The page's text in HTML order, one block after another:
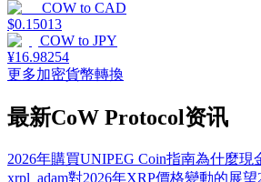
COW to CAD
$0.15013
COW to JPY
¥16.98254
更多加密貨幣轉換
最新CoW Protocol资讯
2026年購買UNIPEG Coin指南為什麼現
xrpl_adam對2026年XRP價格變動的展望